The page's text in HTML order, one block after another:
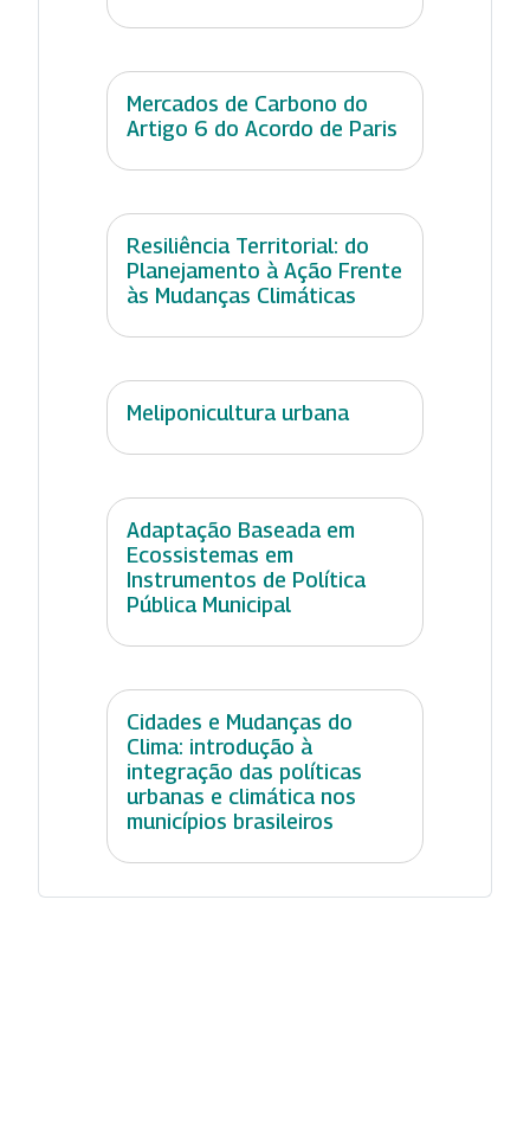
Mercados de Carbono do
Artigo 6 do Acordo de Paris
Resiliência Territorial: do
Planejamento à Ação Frente
às Mudanças Climáticas
Meliponicultura urbana
Adaptação Baseada em
Ecossistemas em
Instrumentos de Política
Pública Municipal
Cidades e Mudanças do
Clima: introdução à
integração das políticas
urbanas e climática nos
municípios brasileiros